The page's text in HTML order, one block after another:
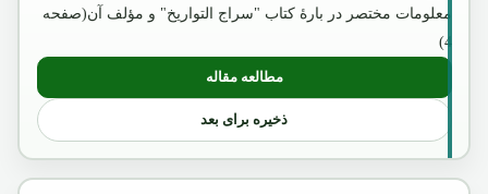
معلومات مختصر در بارۀ کتاب "سراج التواریخ" و مؤلف آن(صفحه
4)
مطالعه مقاله: نگاهی به رویدادهای تاریخی:
ذخیره برای بعد